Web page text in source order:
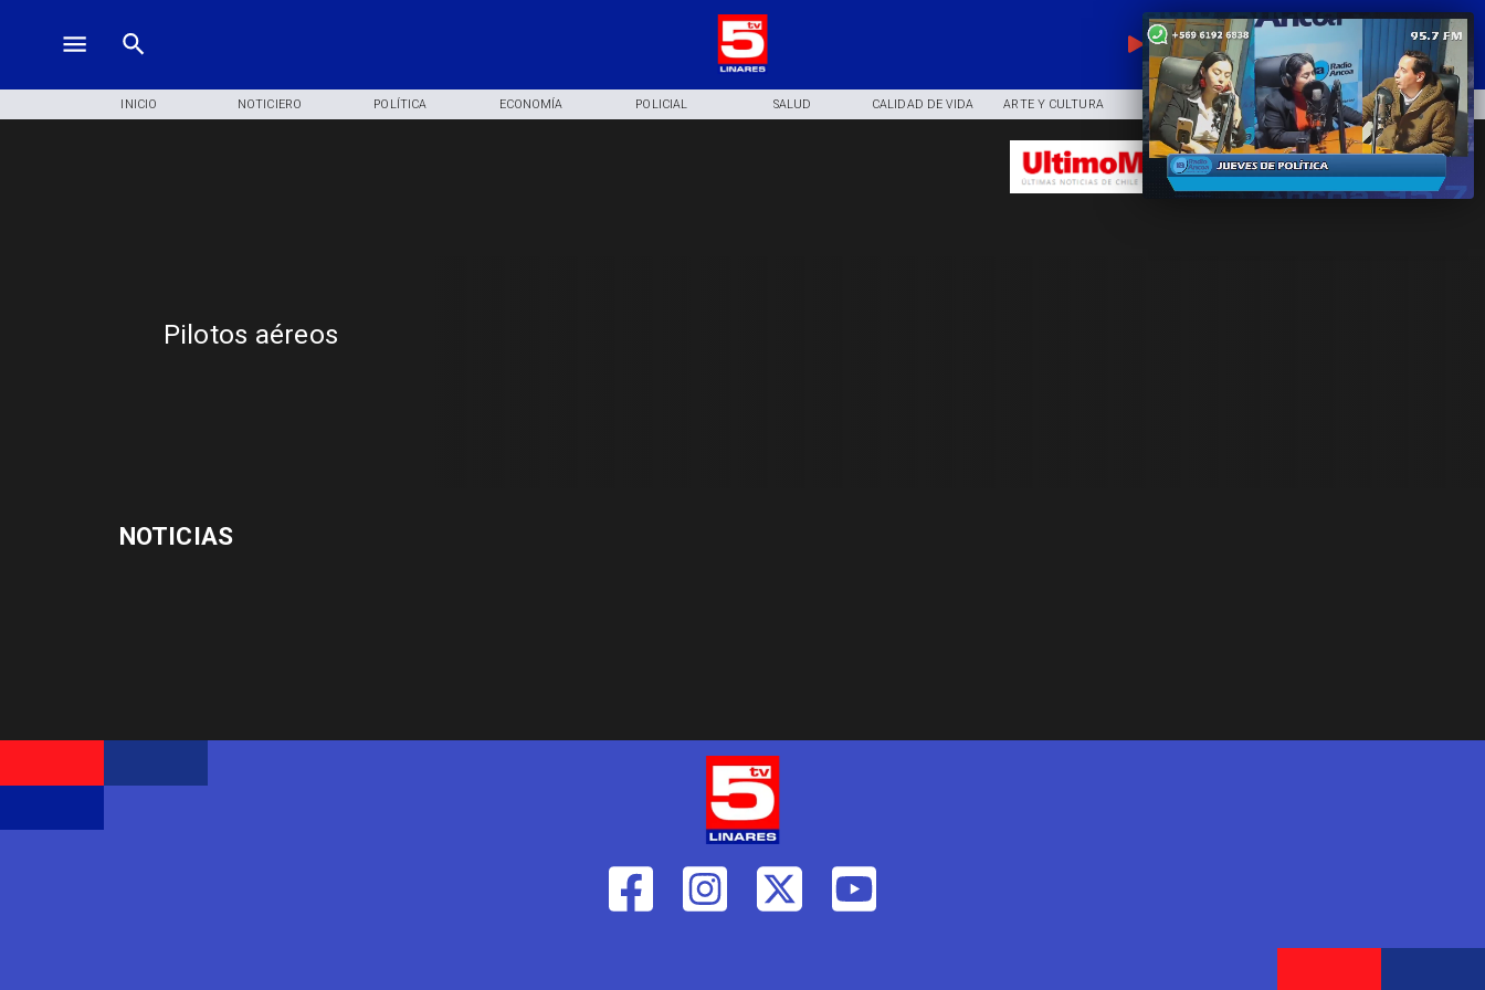
EN VIVO
INICIO NOTICIERO POLÍTICA ECONOMÍA POLICIAL SALUD CALIDAD DE VIDA ARTE Y CULTURA COMUNIDAD DEPORTES
Pilotos aéreos
NOTICIAS